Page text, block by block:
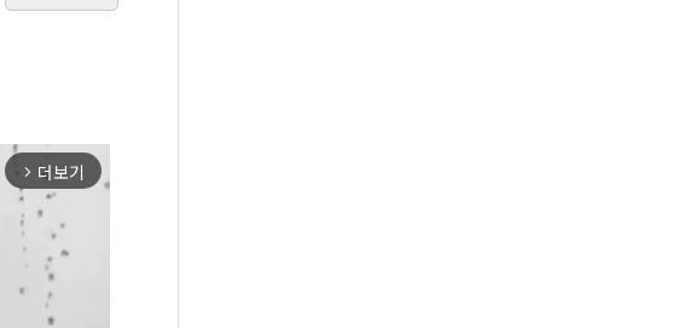
arrow_forward_ios 더보기